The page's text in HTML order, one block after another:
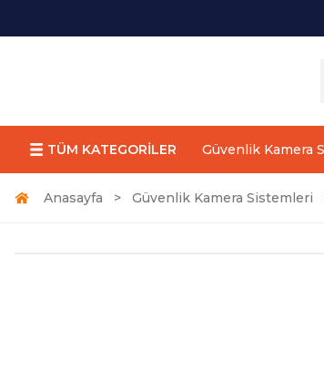
TÜM KATEGORİLER Güvenlik Kamera
Anasayfa Güvenlik Kamera Sistemleri